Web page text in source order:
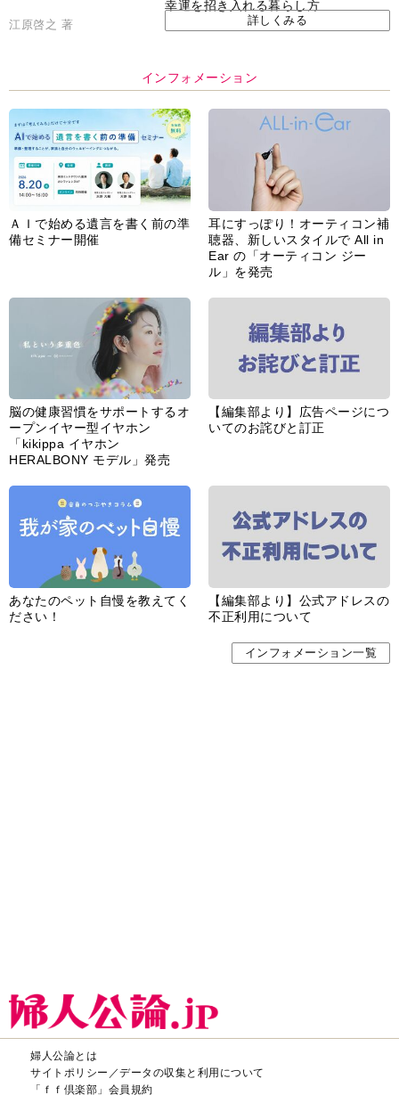
ープンイヤー型イヤホン
「kikippa イヤホン
いてのお詫びと訂正
あなたのペット自慢を教えてく
【編集部より】公式アドレスの
不正利用について
インフォメーション一覧
サイトポリシー／データの収集と利用について
「ｆｆ倶楽部」会員規約
「ｆｆ倶楽部」よくあるご質問
お問い合わせ
広告掲載
CHUOKORON-SHINSHA,INC.All right reserved